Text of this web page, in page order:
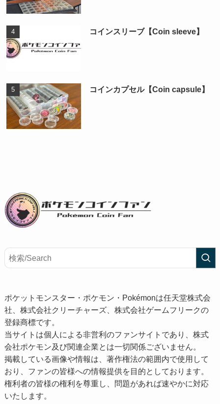
コインスリーブ【Coin sleeve】
コインカプセル【Coin capsule】
ポケットモンスター・ポケモン・Pokémonは任天堂株式会
社、株式会社クリーチャーズ、株式会社ゲームフリークの
登録商標です。
当サイトは個人による非営利のファンサイトであり、株式
会社ポケモン及び関連企業とは一切関係ございません。
掲載している画像や情報は、著作権法の範囲内で使用して
おり、ファンの皆様への情報提供を目的としております。
権利者の皆様の権利を尊重し、問題があれば速やかに対応
いたします。